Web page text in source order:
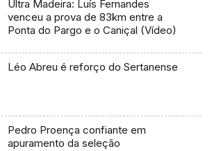
Ultra Madeira: Luís Fernandes
venceu a prova de 83km entre a
Ponta do Pargo e o Caniçal (Vídeo)
Léo Abreu é reforço do Sertanense
Pedro Proença confiante em
apuramento da seleção